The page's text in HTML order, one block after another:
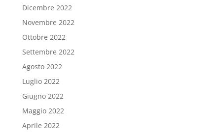
Dicembre 2022
Novembre 2022
Ottobre 2022
Settembre 2022
Agosto 2022
Luglio 2022
Giugno 2022
Maggio 2022
Aprile 2022